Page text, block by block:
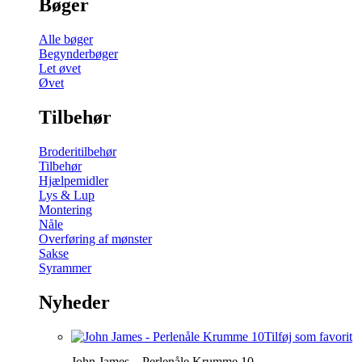
Bøger
Alle bøger
Begynderbøger
Let øvet
Øvet
Tilbehør
Broderitilbehør
Tilbehør
Hjælpemidler
Lys & Lup
Montering
Nåle
Overføring af mønster
Sakse
Syrammer
Nyheder
Tilføj som favorit